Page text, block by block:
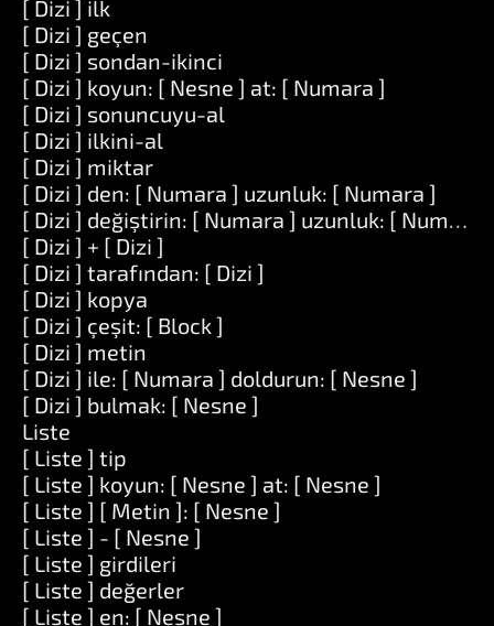
[ Dizi ] ilk
[ Dizi ] geçen
[ Dizi ] sondan-ikinci
[ Dizi ] koyun: [ Nesne ] at: [ Numara ]
[ Dizi ] sonuncuyu-al
[ Dizi ] ilkini-al
[ Dizi ] miktar
[ Dizi ] den: [ Numara ] uzunluk: [ Numara ]
[ Dizi ] değiştirin: [ Numara ] uzunluk: [ Numara
[ Dizi ] + [ Dizi ]
[ Dizi ] tarafından: [ Dizi ]
[ Dizi ] kopya
[ Dizi ] çeşit: [ Block ]
[ Dizi ] metin
[ Dizi ] ile: [ Numara ] doldurun: [ Nesne ]
[ Dizi ] bulmak: [ Nesne ]
Liste
[ Liste ] tip
[ Liste ] koyun: [ Nesne ] at: [ Nesne ]
[ Liste ] [ Metin ]: [ Nesne ]
[ Liste ] - [ Nesne ]
[ Liste ] girdileri
[ Liste ] değerler
[ Liste ] en: [ Nesne ]